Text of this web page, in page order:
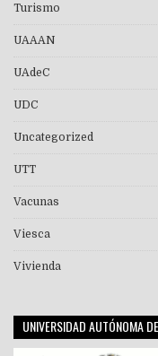
Turismo
UAAAN
UAdeC
UDC
Uncategorized
UTT
Vacunas
Viesca
Vivienda
UNIVERSIDAD AUTÓNOMA